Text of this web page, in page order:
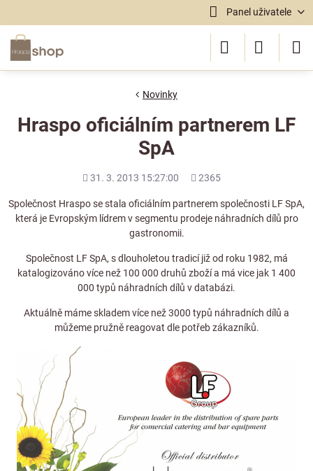
Panel uživatele
Novinky
Hraspo oficiálním partnerem LF
SpA
Přidáno
31. 3. 2013 15:27:00
Počet
2365
Společnost Hraspo se stala oficiálním partnerem společnosti LF SpA,
která je Evropským lídrem v segmentu prodeje náhradních dílů pro
gastronomii.
Společnost LF SpA, s dlouholetou tradicí již od roku 1982, má
katalogizováno více než 100 000 druhů zboží a má vice jak 1 400
000 typů náhradních dílů v databázi.
Aktuálně máme skladem více než 3000 typů náhradních dílů a
můžeme pružně reagovat dle potřeb zákazníků.